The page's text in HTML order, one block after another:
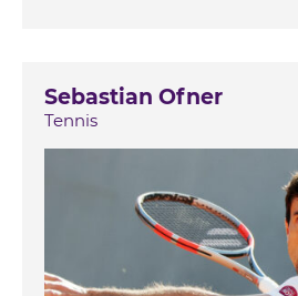
Sebastian Ofner
Tennis